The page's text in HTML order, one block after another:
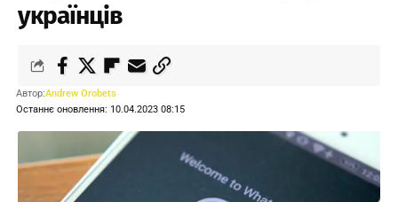
українців
Останнє оновлення: 10.04.2023 08:15
Автор:Andrew Orobets